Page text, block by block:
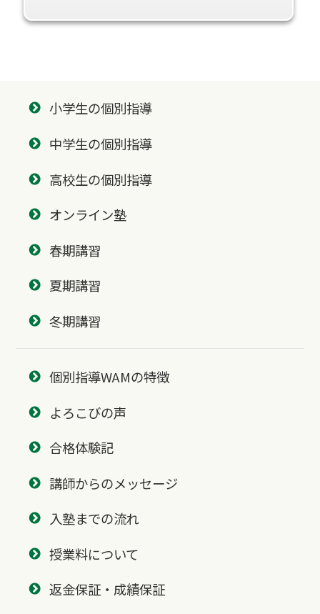
小学生の個別指導
中学生の個別指導
高校生の個別指導
オンライン塾
春期講習
夏期講習
冬期講習
個別指導WAMの特徴
よろこびの声
合格体験記
講師からのメッセージ
入塾までの流れ
授業料について
返金保証・成績保証